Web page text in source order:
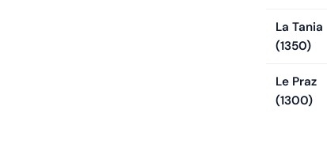
La Tania
(1350)
Le Praz
(1300)